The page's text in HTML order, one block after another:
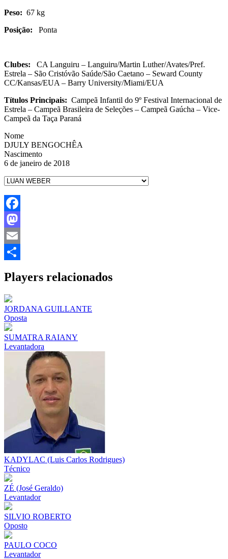
Peso: 67 kg
Posição: Ponta
Clubes: CA Languiru – Languiru/Martin Luther/Avates/Pref.
Estrela – São Cristóvão Saúde/São Caetano – Seward County
CC/Kansas/EUA – Barry University/Miami/EUA
Títulos Principais: Campeã Infantil do 9º Festival Internacional de
Estrela – Campeã Brasileira de Seleções – Campeã Gaúcha – Vice-
Campeã da Taça Paraná
Nome
DJULY BENGOCHÊA
Nascimento
6 de janeiro de 2018
Facebook
Mastodon
Email
Players relacionados
JORDANA GUILLANTE
Oposta
SUMATRA RAIANY
Levantadora
KADYLAC (Luis Carlos Rodrigues)
Técnico
ZÉ (José Geraldo)
Levantador
SILVIO ROBERTO
Oposto
PAULO COCO
Levantador